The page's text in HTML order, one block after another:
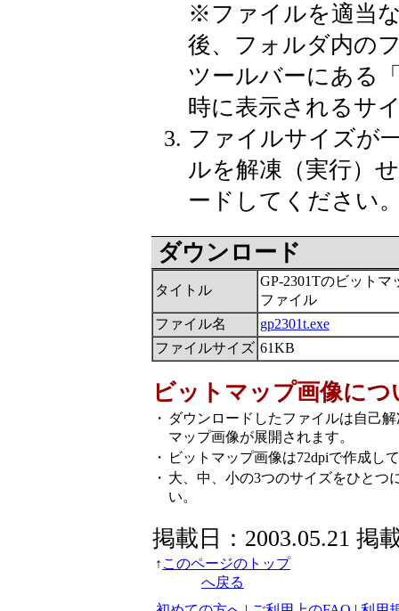
※ファイルを適当
後、フォルダ内の
ツールバーにある
時に表示されるサ
ファイルサイズが
ルを解凍（実行）
ードしてください
ダウンロード
タイトル
GP-2301Tのビットマ
ファイル
ファイル名
gp2301t.exe
ファイルサイズ 61KB
ビットマップ画像につ
・ ダウンロードしたファイルは自己
マップ画像が展開されます。
・
ビットマップ画像は72dpiで作成し
・ 大、中、小の3つのサイズをひとつ
い。
掲載日：2003.05.21 掲
↑ このページのトップ
へ戻る